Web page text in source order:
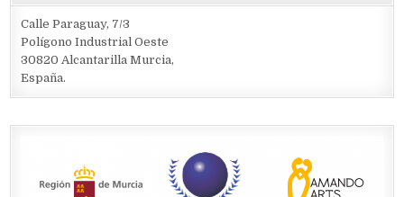
Calle Paraguay, 7/3
Polígono Industrial Oeste
30820 Alcantarilla Murcia,
España.